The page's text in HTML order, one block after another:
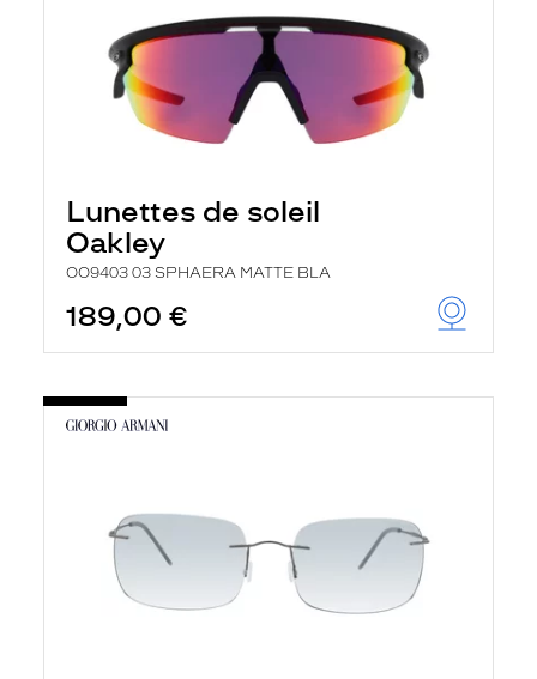
Lunettes de soleil
Oakley
OO9403 03 SPHAERA MATTE BLA
189,00 €